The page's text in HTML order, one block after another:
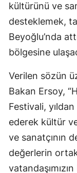
kültürünü ve
desteklemek,
Beyoğlu’nda
bölgesine
Verilen sözün
Bakan Ersoy,
Festivali,
ederek kültür
ve sanatçının
değerlerin